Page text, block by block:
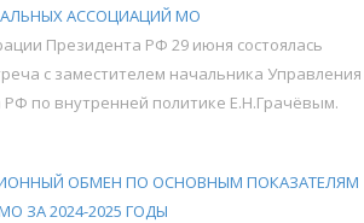
АССОЦИАЦИЙ МО
Президента РФ 29 июня состоялась
с заместителем начальника Управления
по внутренней политике Е.Н.Грачёвым.
ОБМЕН ПО ОСНОВНЫМ ПОКАЗАТЕЛЯМ
ЗА 2024-2025 ГОДЫ